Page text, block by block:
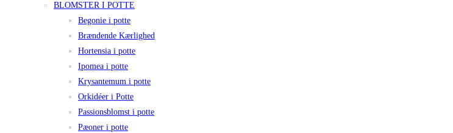
BLOMSTER I POTTE
Begonie i potte
Brændende Kærlighed
Hortensia i potte
Ipomea i potte
Krysantemum i potte
Orkidéer i Potte
Passionsblomst i potte
Pæoner i potte